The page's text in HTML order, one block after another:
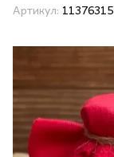
Артикул: 11376315